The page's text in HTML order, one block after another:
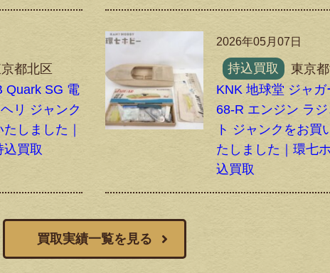
都北区
Quark SG 電
リ ジャンク
しました｜
込買取
2026年05月07日
持込買取
東京
KNK 地球堂 ジャガ
68-R エンジン ラ
ト ジャンクをお買
たしました｜環七
込買取
買取実績一覧を見る